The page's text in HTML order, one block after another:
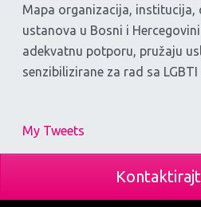
Mapa organizacija, institucija,
ustanova u Bosni i
adekvatnu potporu, pružaju
senzibilizirane za rad sa
My Tweets